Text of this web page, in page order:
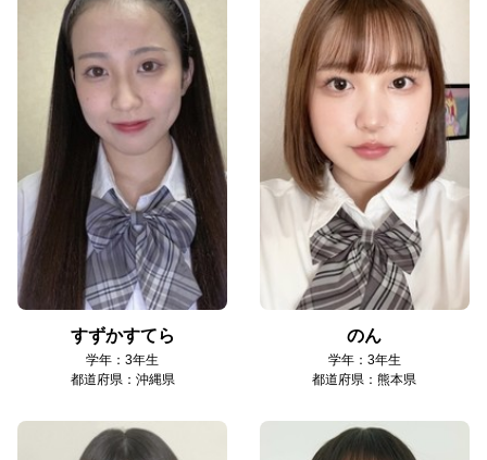
すずかすてら
学年：3年生
都道府県：沖縄県
のん
学年：3年生
都道府県：熊本県